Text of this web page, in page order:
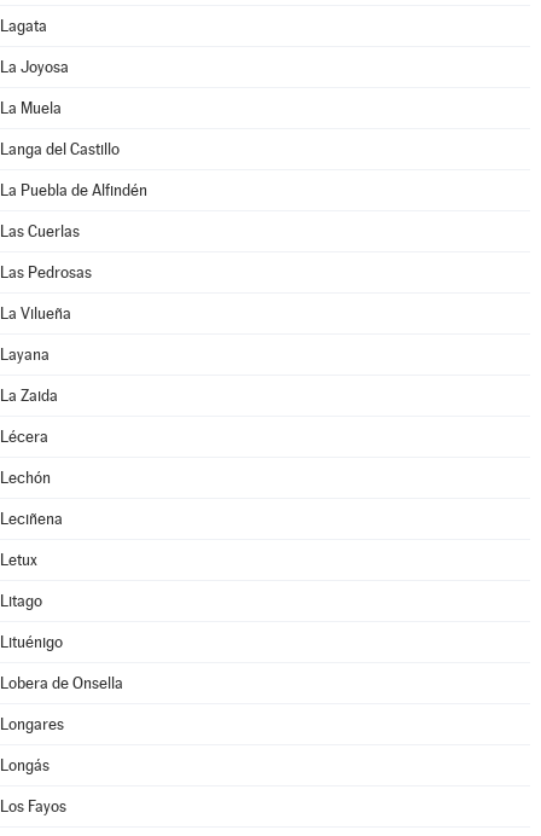
Lagata
La Joyosa
La Muela
Langa del Castillo
La Puebla de Alfindén
Las Cuerlas
Las Pedrosas
La Vilueña
Layana
La Zaida
Lécera
Lechón
Leciñena
Letux
Litago
Lituénigo
Lobera de Onsella
Longares
Longás
Los Fayos